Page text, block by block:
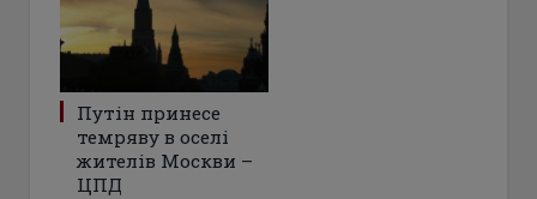
Путін принесе
темряву в оселі
жителів Москви –
ЦПД